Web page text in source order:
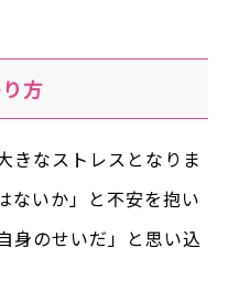
方
きなストレスとなりま
ないか」と不安を抱い
身のせいだ」と思い込